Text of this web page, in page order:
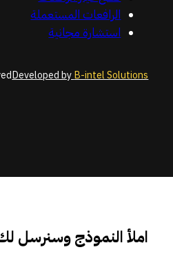
الرافعات المستعملة
استشارة مجانية
Developed byB-intel Solutions
املأ النموذج وسنرسل